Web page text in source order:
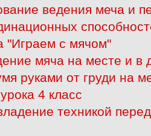
ведения меча и
"Играем с мячом"
мяча на месте и в
руками от груди на
4 класс
техникой